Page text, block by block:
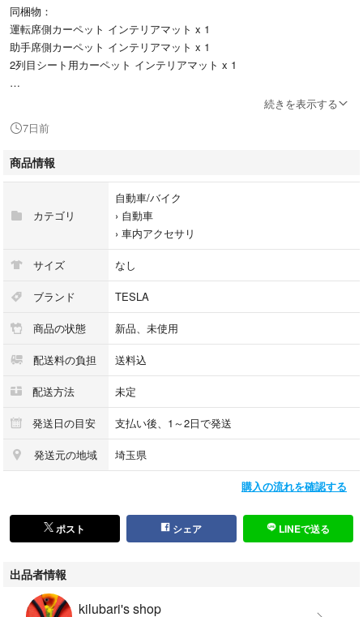
同梱物：
運転席側カーペット インテリアマット x 1
助手席側カーペット インテリアマット x 1
2列目シート用カーペット インテリアマット x 1
ご覧いただきありがとうございます。
続きを表示する
7日前
商品情報
カテゴリ
自動車/バイク
› 自動車
› 車内アクセサリ
サイズ なし
ブランド TESLA
商品の状態 新品、未使用
配送料の負担 送料込
配送方法 未定
発送日の目安 支払い後、1～2日で発送
発送元の地域 埼玉県
購入の流れを確認する
ポスト シェア LINEで送る
出品者情報
kilubari's shop